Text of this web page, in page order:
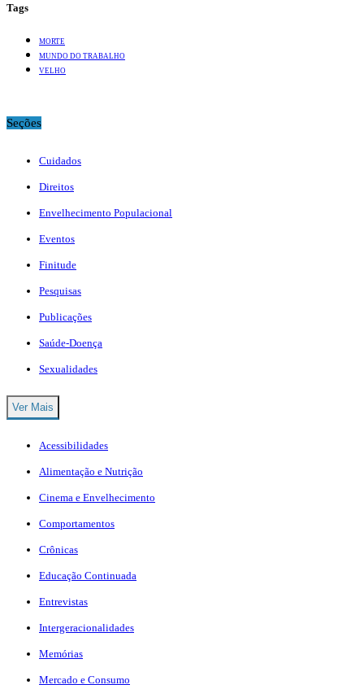
Tags
MORTE
MUNDO DO TRABALHO
VELHO
Seções
Cuidados
Direitos
Envelhecimento Populacional
Eventos
Finitude
Pesquisas
Publicações
Saúde-Doença
Sexualidades
Ver Mais
Acessibilidades
Alimentação e Nutrição
Cinema e Envelhecimento
Comportamentos
Crônicas
Educação Continuada
Entrevistas
Intergeracionalidades
Memórias
Mercado e Consumo